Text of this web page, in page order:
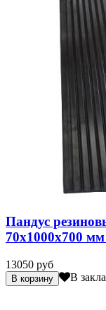
Пандус
70х1000х700
13050 руб
В